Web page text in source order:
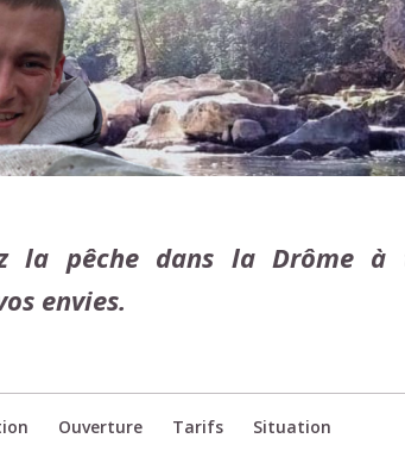
la pêche dans la Drôme à
envies.
Ouverture Tarifs Situation